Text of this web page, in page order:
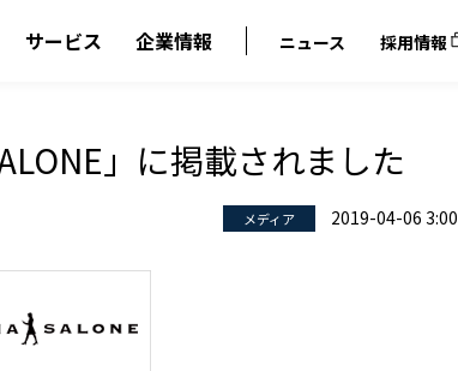
サービス 企業情報 ニュース 採用情報
」に掲載されました
メディア 2019-04-06 3:00